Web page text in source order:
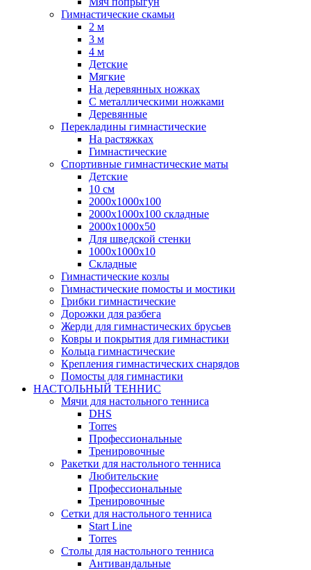
Гимнастические скамьи
2 м
3 м
4 м
Детские
Мягкие
На деревянных ножках
С металлическими ножками
Деревянные
Перекладины гимнастические
На растяжках
Гимнастические
Спортивные гимнастические маты
Детские
10 см
2000х1000х100
2000х1000х100 складные
2000х1000х50
Для шведской стенки
1000х1000х10
Складные
Гимнастические козлы
Гимнастические помосты и мостики
Грибки гимнастические
Дорожки для разбега
Жерди для гимнастических брусьев
Ковры и покрытия для гимнастики
Кольца гимнастические
Крепления гимнастических снарядов
Помосты для гимнастики
НАСТОЛЬНЫЙ ТЕННИС
Мячи для настольного тенниса
DHS
Torres
Профессиональные
Тренировочные
Ракетки для настольного тенниса
Любительские
Профессиональные
Тренировочные
Сетки для настольного тенниса
Start Line
Torres
Столы для настольного тенниса
Антивандальные